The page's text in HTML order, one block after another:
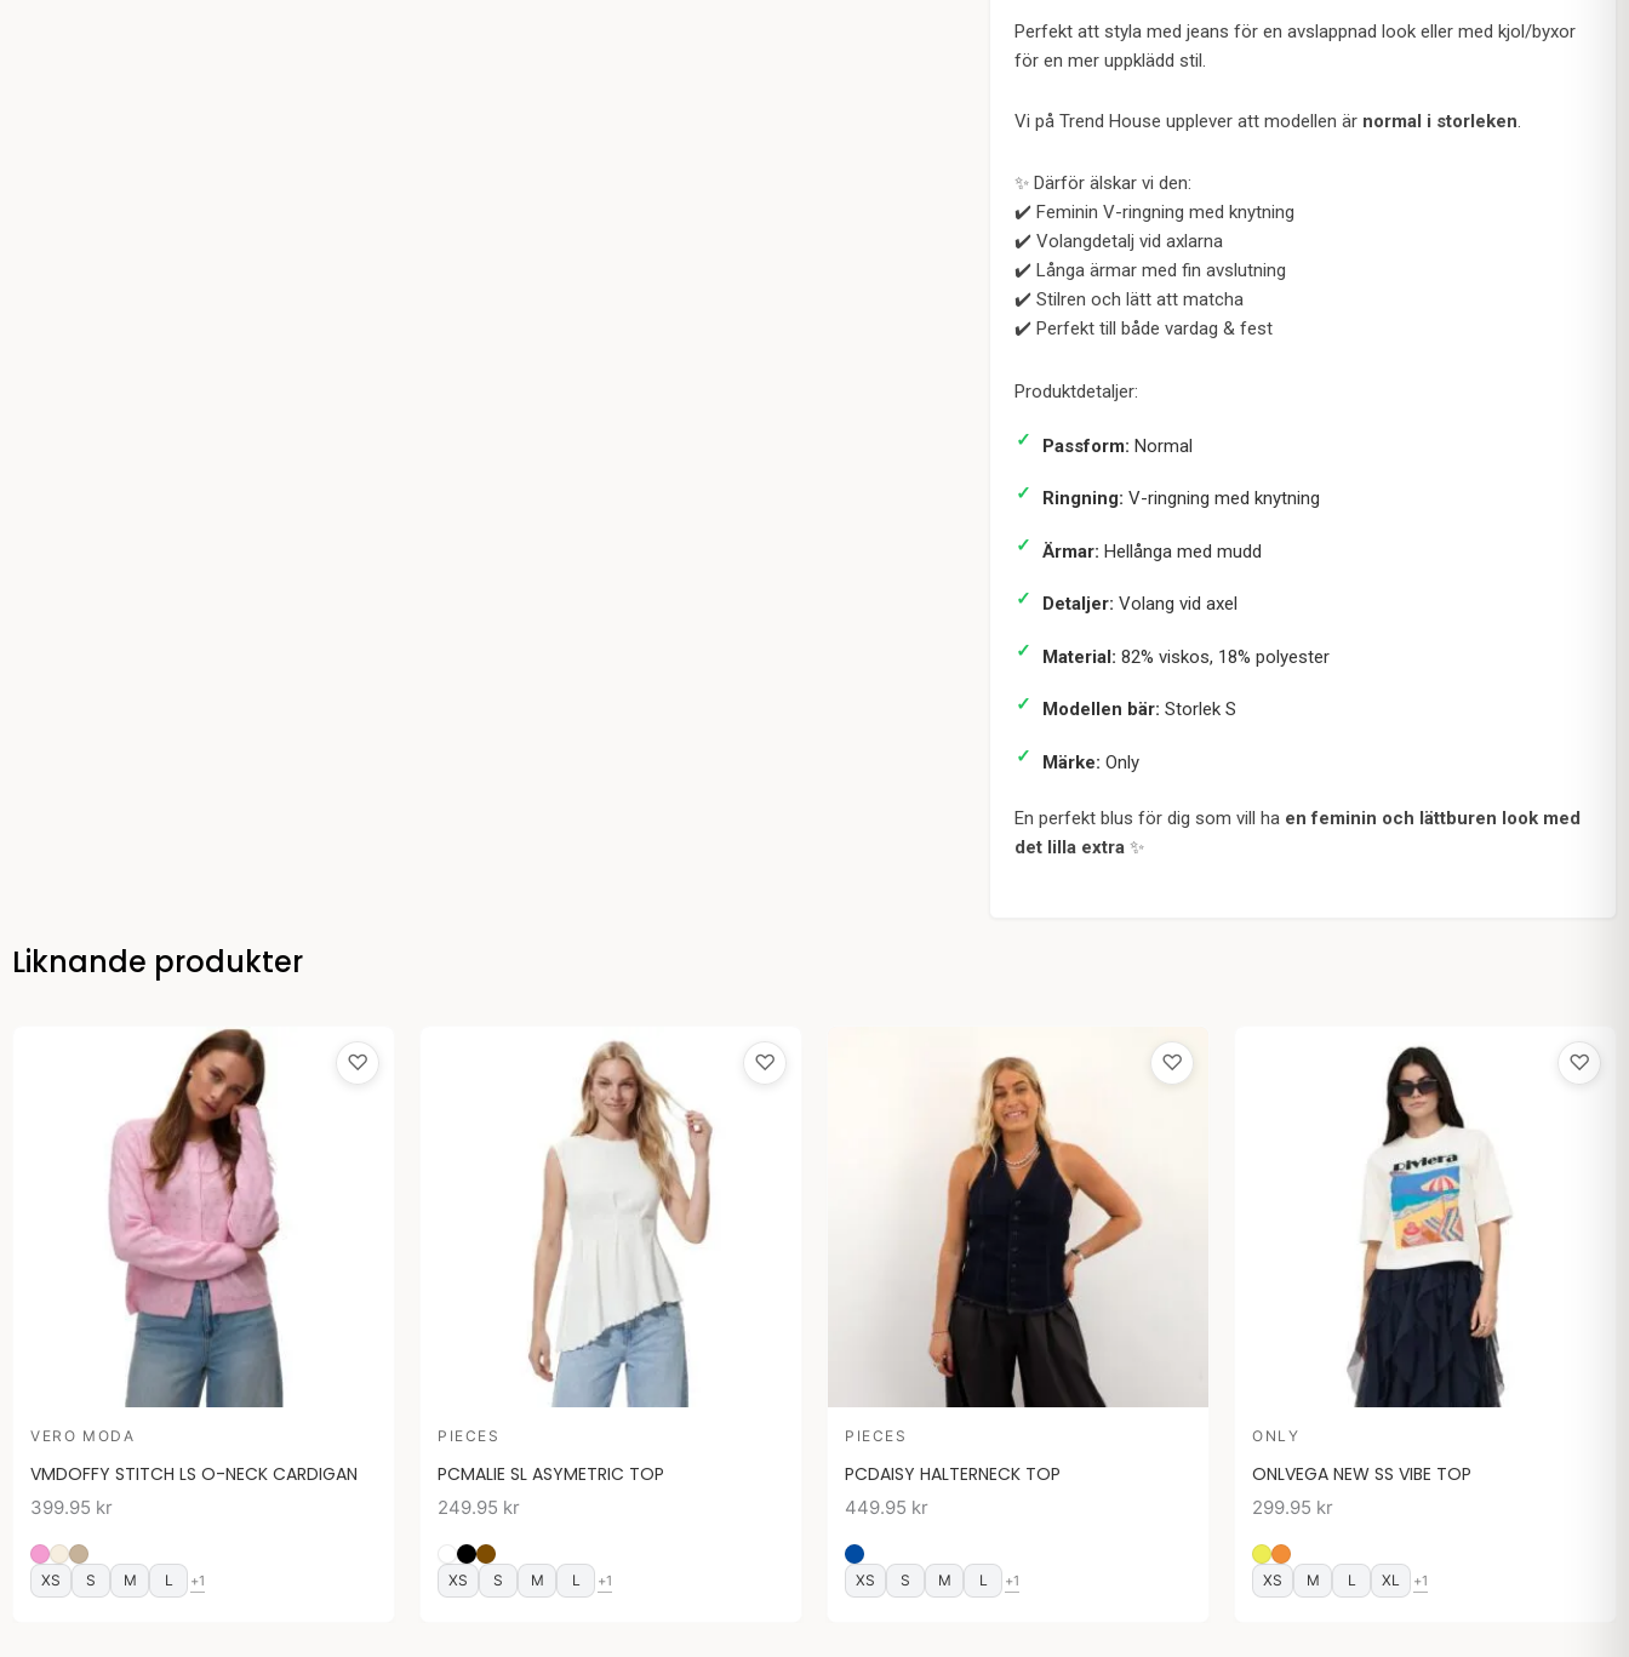
Perfekt att styla med jeans för en avslappnad look eller med kjol/byxor
för en mer uppklädd stil.
Vi på Trend House upplever att modellen är normal i storleken.
✨ Därför älskar vi den:
✔️ Feminin V-ringning med knytning
✔️ Volangdetalj vid axlarna
✔️ Långa ärmar med fin avslutning
✔️ Stilren och lätt att matcha
✔️ Perfekt till både vardag & fest
Produktdetaljer:
Passform: Normal
Ringning: V-ringning med knytning
Ärmar: Hellånga med mudd
Detaljer: Volang vid axel
Material: 82% viskos, 18% polyester
Modellen bär: Storlek S
Märke: Only
En perfekt blus för dig som vill ha en feminin och lättburen look med
det lilla extra ✨
Liknande produkter
♡
VERO MODA
VMDOFFY STITCH LS O-NECK CARDIGAN
399.95 kr
XS S M L +1
♡
PIECES
PCMALIE SL ASYMETRIC TOP
249.95 kr
XS S M L +1
♡
PIECES
PCDAISY HALTERNECK TOP
449.95 kr
XS S M L +1
♡
ONLY
ONLVEGA NEW SS VIBE TOP
299.95 kr
XS M L XL +1